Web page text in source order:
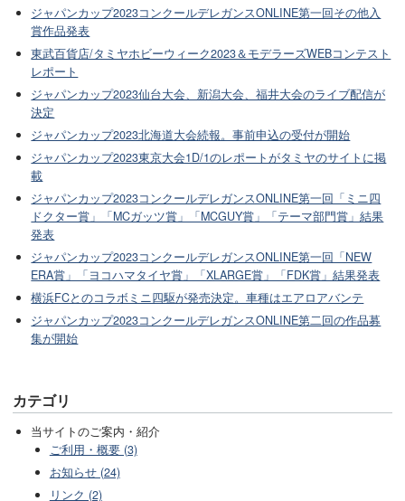
ジャパンカップ2023コンクールデレガンスONLINE第一回その他入
賞作品発表
東武百貨店/タミヤホビーウィーク2023＆モデラーズWEBコンテスト
レポート
ジャパンカップ2023仙台大会、新潟大会、福井大会のライブ配信が
決定
ジャパンカップ2023北海道大会続報。事前申込の受付が開始
ジャパンカップ2023東京大会1D/1のレポートがタミヤのサイトに掲
載
ジャパンカップ2023コンクールデレガンスONLINE第一回「ミニ四
ドクター賞」「MCガッツ賞」「MCGUY賞」「テーマ部門賞」結果
発表
ジャパンカップ2023コンクールデレガンスONLINE第一回「NEW
ERA賞」「ヨコハマタイヤ賞」「XLARGE賞」「FDK賞」結果発表
横浜FCとのコラボミニ四駆が発売決定。車種はエアロアバンテ
ジャパンカップ2023コンクールデレガンスONLINE第二回の作品募
集が開始
カテゴリ
当サイトのご案内・紹介
ご利用・概要 (3)
お知らせ (24)
リンク (2)